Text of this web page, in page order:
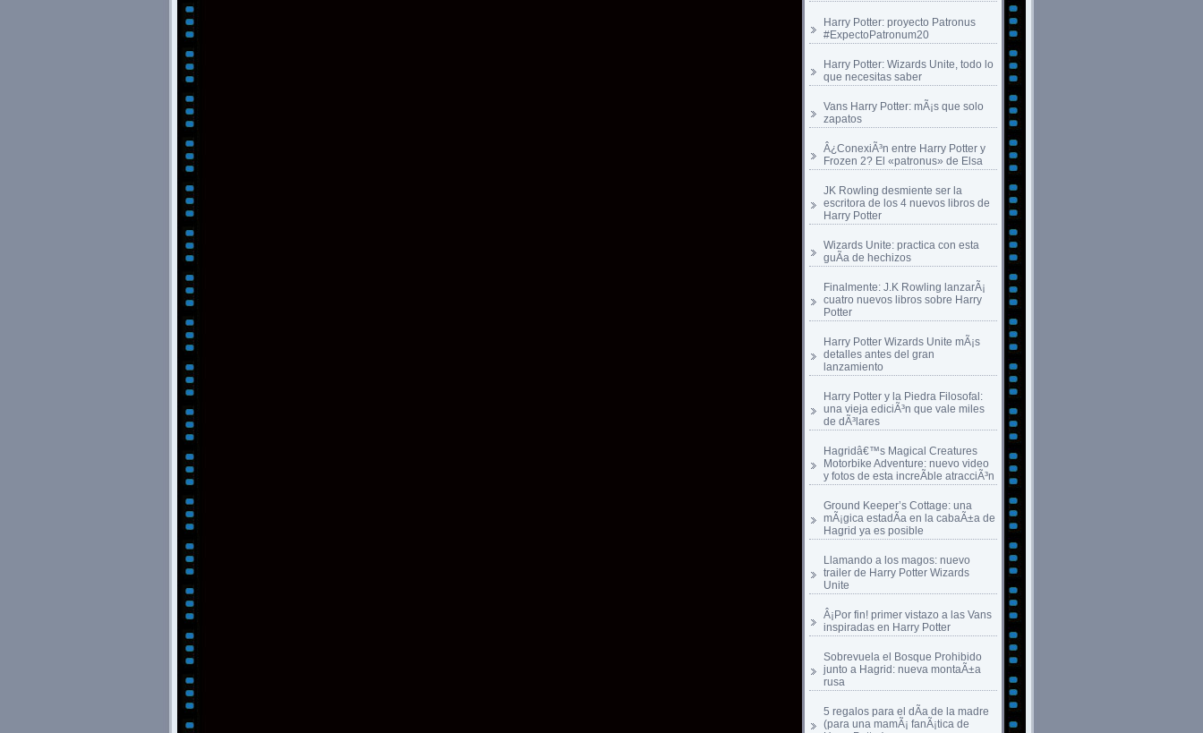
Harry Potter: proyecto Patronus
#ExpectoPatronum20
Harry Potter: Wizards Unite, todo lo
que necesitas saber
Vans Harry Potter: mÃ¡s que solo
zapatos
Â¿ConexiÃ³n entre Harry Potter y
Frozen 2? El «patronus» de Elsa
JK Rowling desmiente ser la
escritora de los 4 nuevos libros de
Harry Potter
Wizards Unite: practica con esta
guÃ­a de hechizos
Finalmente: J.K Rowling lanzarÃ¡
cuatro nuevos libros sobre Harry
Potter
Harry Potter Wizards Unite mÃ¡s
detalles antes del gran
lanzamiento
Harry Potter y la Piedra Filosofal:
una vieja ediciÃ³n que vale miles
de dÃ³lares
Hagridâ€™s Magical Creatures
Motorbike Adventure: nuevo video
y fotos de esta increÃ­ble atracciÃ³n
Ground Keeper’s Cottage: una
mÃ¡gica estadÃ­a en la cabaÃ±a de
Hagrid ya es posible
Llamando a los magos: nuevo
trailer de Harry Potter Wizards
Unite
Â¡Por fin! primer vistazo a las Vans
inspiradas en Harry Potter
Sobrevuela el Bosque Prohibido
junto a Hagrid: nueva montaÃ±a
rusa
5 regalos para el dÃ­a de la madre
(para una mamÃ¡ fanÃ¡tica de